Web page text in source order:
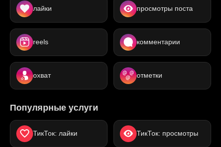
лайки просмотры поста
reels комментарии
охват отметки
Популярные услуги
ТикТок: лайки ТикТок: просмотры